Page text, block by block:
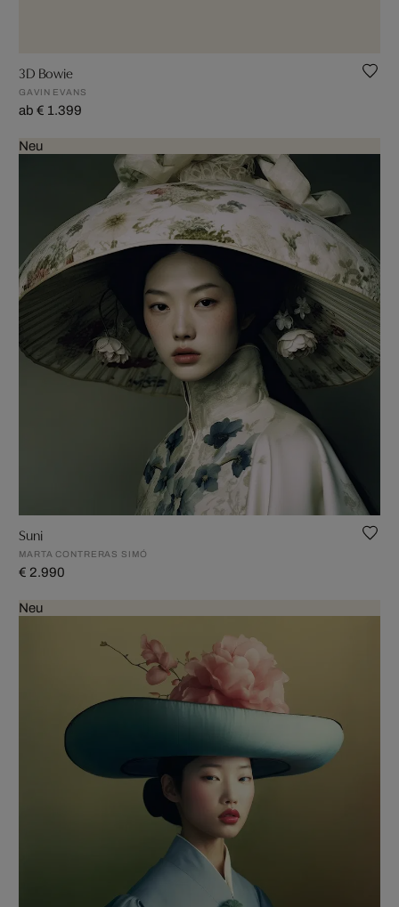
3D Bowie
GAVIN EVANS
ab € 1.399
Neu
Suni
MARTA CONTRERAS SIMÓ
€ 2.990
Neu